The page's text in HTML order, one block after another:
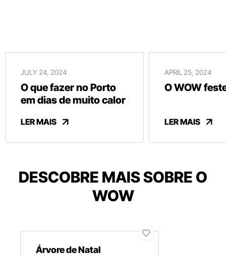
JULY 24, 2024
O que fazer no Porto
em dias de muito calor
LER MAIS
APRIL 25, 2024
O WOW
LER MAIS
DESCOBRE MAIS SOBRE O
WOW
Árvore de Natal